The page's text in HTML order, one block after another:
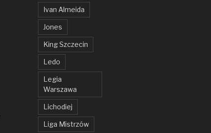
Ivan Almeida
Jones
King Szczecin
Ledo
Legia
Warszawa
Lichodiej
Liga Mistrzów